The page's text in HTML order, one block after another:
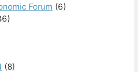
Forum (6)
(8)